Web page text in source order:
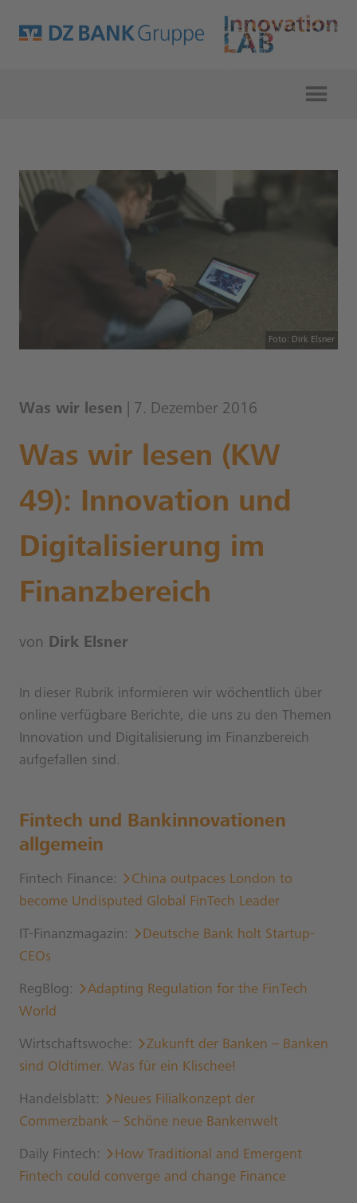
Foto: Dirk Elsner
Was wir lesen | 7. Dezember 2016
Was wir lesen (KW
49): Innovation und
Digitalisierung im
Finanzbereich
von Dirk Elsner
In dieser Rubrik informieren wir wöchentlich über
online verfügbare Berichte, die uns zu den Themen
Innovation und Digitalisierung im Finanzbereich
aufgefallen sind.
Fintech und Bankinnovationen
allgemein
Fintech Finance:
China outpaces London to
become Undisputed Global FinTech Leader
IT-Finanzmagazin:
Deutsche Bank holt Startup-
CEOs
RegBlog:
Adapting Regulation for the FinTech
World
Wirtschaftswoche:
Zukunft der Banken – Banken
sind Oldtimer. Was für ein Klischee!
Handelsblatt:
Neues Filialkonzept der
Commerzbank – Schöne neue Bankenwelt
Daily Fintech:
How Traditional and Emergent
Fintech could converge and change Finance